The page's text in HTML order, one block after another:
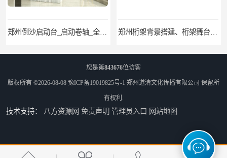
您是第843676位访客
版权所有 ©2026-08-08 豫ICP备19019825号-1 郑州道清文化传播有限公司 保留所
有权利.
技术支持： 八方资源网 免责声明 管理员入口 网站地图